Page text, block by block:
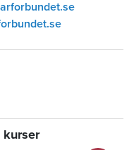
kurser